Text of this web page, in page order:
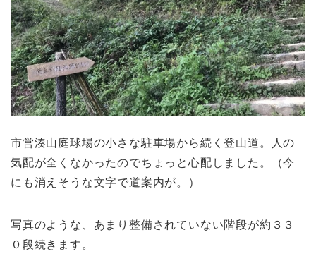
市営湊山庭球場の小さな駐車場から続く登山道。人の
気配が全くなかったのでちょっと心配しました。（今
にも消えそうな文字で道案内が。）
写真のような、あまり整備されていない階段が約３３
０段続きます。